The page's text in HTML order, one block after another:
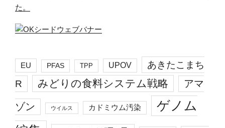
た。
EU PFAS TPP UPOV
あきたこまち
R
みどりの食料システム戦略 アマ
ゾン ウイルス カドミウム汚染
ゲノム